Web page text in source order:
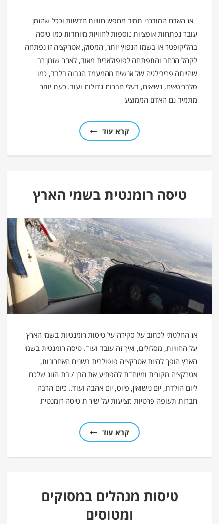
אז האדם המודרני תמיד מחפש חוויות חדשות וככל שהזמן
עובר נפתחות אופציות נוספות לחוויות מיוחדות כמו טיסה
בהליקופטר או בשמו הנפוץ יותר, המסוק, אטרקציה זו נפתחה
לקהל הרחב והתפתחה לפופולארית מאוד, לאחר שזמן רב
שהייתה פריבילגיה של אנשים מהמעמד הגבוה בלבד, כמו
סלבריטאים, נשיאים, בעלי חברות גדולות ועוד. כעת יותר
מתמיד גם האדם הממוצע
קרא עוד
טיסה רומנטית בשמי הארץ
אז החלטתי לכתוב על סקירה על טיסות רומנטיות בשמי הארץ
על החוויות, מסלולים, ואיך זה עובד ועוד. טיסה רומנטית בשמי
הארץ הופך להיות אטרקציה פופולרית בשנים האחרונות,
אטרקציה מקורית ומיוחדת להפתיע את הבן / בת הזוג שלכם
ליום הולדת, יום נישואין, פיוס, יום אהבה ועוד.. כיום הרבה
חברות תעופה פרטיות מציעות על שירות טיסה רומנטית
קרא עוד
טיסות מנהלים במסוקים
ומטוסים